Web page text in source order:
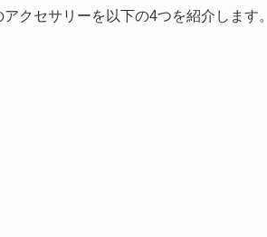
クセサリーを以下の4つを紹介します。